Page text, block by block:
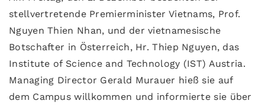
stellvertretende Premierminister Vietnams, Prof.
Nguyen Thien Nhan, und der vietnamesische
Botschafter in Österreich, Hr. Thiep Nguyen, das
Institute of Science and Technology (IST) Austria.
Managing Director Gerald Murauer hieß sie auf
dem Campus willkommen und informierte sie über